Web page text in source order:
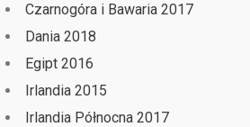
Czarnogóra i Bawaria 2017
Dania 2018
Egipt 2016
Irlandia 2015
Irlandia Północna 2017